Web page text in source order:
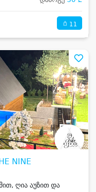
11
NINE
ღია აუზით და